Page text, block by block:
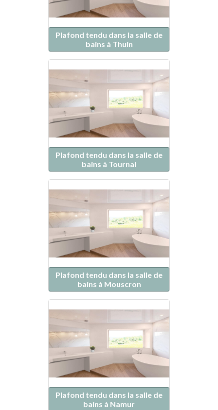
Plafond tendu dans la salle de
bains à Thuin
Plafond tendu dans la salle de
bains à Tournai
Plafond tendu dans la salle de
bains à Mouscron
Plafond tendu dans la salle de
bains à Namur